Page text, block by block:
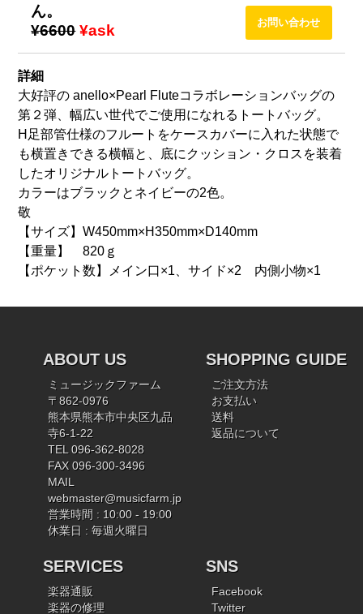
ん。
¥6600 ¥ask
詳細
大好評の anello×Pearl Fluteコラボレーションバッグの
第２弾、幅広い世代でご使用になれるトートバッグ。
H足部管仕様のフルートをケースカバーに入れた状態で
も横置きできる横幅と、底にクッション・クロスを装着
したオリジナルトートバッグ。
カラーはブラックとネイビーの2色。
敬
【サイズ】W450mm×H350mm×D140mm
【重量】 820ｇ
【ポケット数】メイン口×1、サイド×2 内側小物×1
ABOUT US
ミュージックファーム
〒862-0976
熊本県熊本市中央区九品
寺6-1-22
TEL 096-362-8028
FAX 096-300-3496
MAIL
webmaster@musicfarm.jp
営業時間 : 10:00 - 19:00
休業日 : 毎週火曜日
SHOPPING GUIDE
ご注文方法
お支払い
送料
返品について
SERVICES
楽器通販
楽器の修理
SNS
Facebook
Twitter